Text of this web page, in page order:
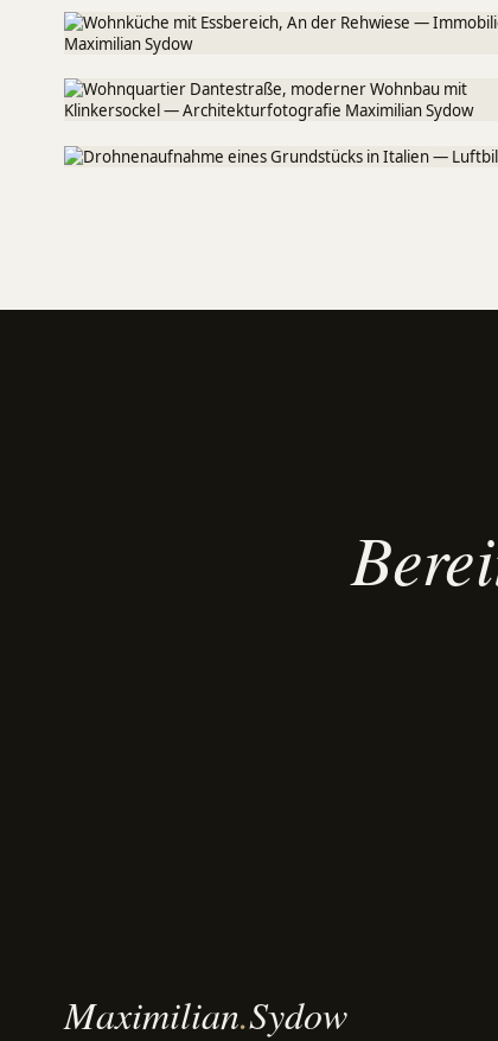
Maximilian.Sydow